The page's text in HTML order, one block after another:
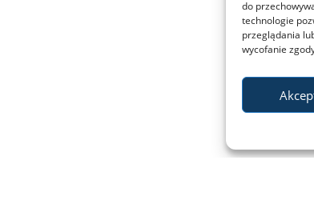
do
technologie
przeglądania
wycofanie